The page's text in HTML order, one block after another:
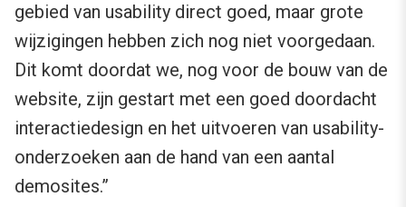
gebied van usability direct goed, maar grote
wijzigingen hebben zich nog niet voorgedaan.
Dit komt doordat we, nog voor de bouw van de
website, zijn gestart met een goed doordacht
interactiedesign en het uitvoeren van usability-
onderzoeken aan de hand van een aantal
demosites.”